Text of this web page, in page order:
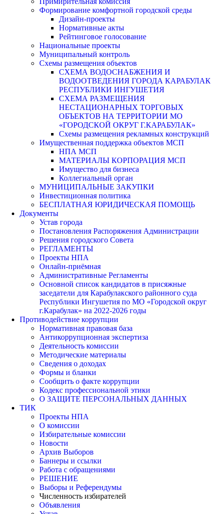
Формирование комфортной городской среды
Дизайн-проекты
Нормативные акты
Рейтинговое голосование
Национальные проекты
Муниципальный контроль
Схемы размещения объектов
СХЕМА ВОДОСНАБЖЕНИЯ И
ВОДООТВЕДЕНИЯ ГОРОДА КАРАБУЛАК
РЕСПУБЛИКИ ИНГУШЕТИЯ
СХЕМА РАЗМЕЩЕНИЯ
НЕСТАЦИОНАРНЫХ ТОРГОВЫХ
ОБЪЕКТОВ НА ТЕРРИТОРИИ МО
«ГОРОДСКОЙ ОКРУГ Г.КАРАБУЛАК»
Схемы размещения рекламных конструкций
Имущественная поддержка объектов МСП
НПА МСП
МАТЕРИАЛЫ КОРПОРАЦИЯ МСП
Имущество для бизнеса
Коллегиальный орган
МУНИЦИПАЛЬНЫЕ ЗАКУПКИ
Инвестиционная политика
БЕСПЛАТНАЯ ЮРИДИЧЕСКАЯ ПОМОЩЬ
Документы
Устав города
Постановления Распоряжения Администрации
Решения городского Совета
РЕГЛАМЕНТЫ
Проекты НПА
Онлайн-приёмная
Административные Регламенты
Основной список кандидатов в присяжные
заседатели для Карабулакского районного суда
Республики Ингушетия по МО «Городской округ
г.Карабулак» на 2022-2026 годы
Противодействие коррупции
Нормативная правовая база
Антикоррупционная экспертиза
Деятельность комиссии
Методические материалы
Сведения о доходах
Формы и бланки
Сообщить о факте коррупции
Кодекс профессиональной этики
О ЗАЩИТЕ ПЕРСОНАЛЬНЫХ ДАННЫХ
ТИК
Проекты НПА
О комиссии
Избирательные комиссии
Новости
Архив Выборов
Баннеры и ссылки
Работа с обращениями
РЕШЕНИЕ
Выборы и Референдумы
Численность избирателей
Объявления